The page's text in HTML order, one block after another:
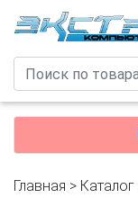
Главная > Каталог